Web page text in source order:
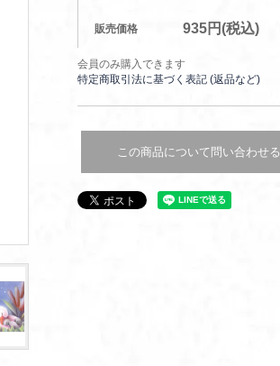
販売価格 935円(税込)
会員のみ購入できます
特定商取引法に基づく表記 (返品など)
この商品について問い合わせる